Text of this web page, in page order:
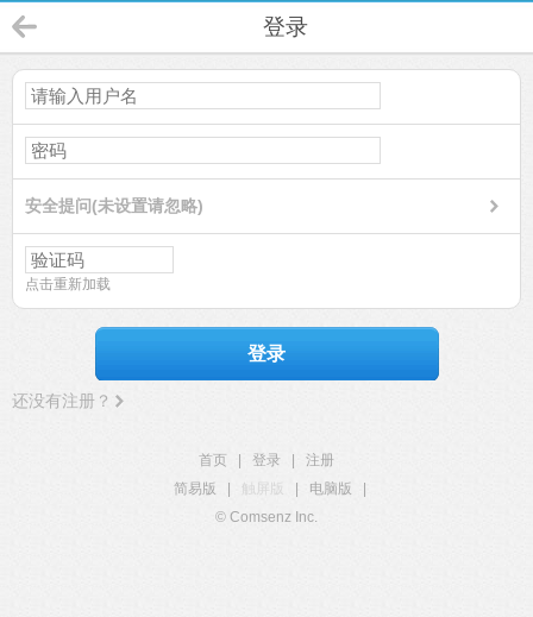
登录
安全提问(未设置请忽略)
点击重新加载
登录
还没有注册？
首页 登录
注册
简易版
触屏版 电脑版
© Comsenz Inc.